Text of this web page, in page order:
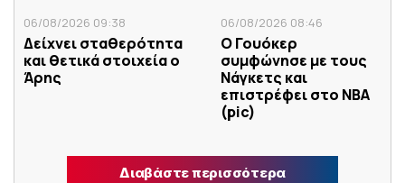
06/08/2026 09:38
Δείχνει σταθερότητα
και θετικά στοιχεία ο
Άρης
06/08/2026 08:46
Ο Γουόκερ
συμφώνησε με τους
Νάγκετς και
επιστρέφει στο NBA
(pic)
Διαβάστε περισσότερα